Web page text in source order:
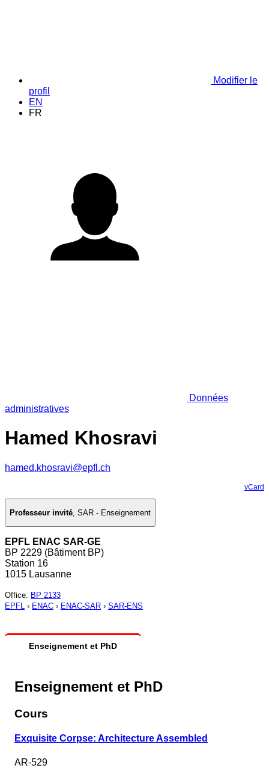
Modifier le
profil
EN
FR
Données
administratives
Hamed Khosravi
hamed.khosravi@epfl.ch
vCard
Professeur invité, SAR - Enseignement
EPFL ENAC SAR-GE
BP 2229 (Bâtiment BP)
Station 16
1015 Lausanne
Office: BP 2133
EPFL › ENAC › ENAC-SAR › SAR-ENS
Enseignement et PhD
Enseignement et PhD
Cours
Exquisite Corpse: Architecture Assembled
AR-529